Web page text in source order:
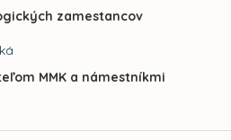
zamestancov
MMK a námestníkmi